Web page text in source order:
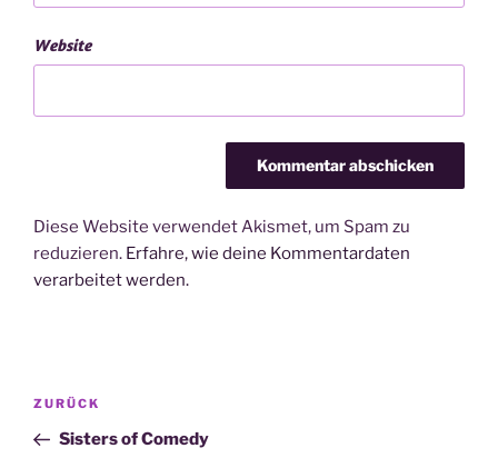
Website
Diese Website verwendet Akismet, um Spam zu
reduzieren. Erfahre, wie deine Kommentardaten
verarbeitet werden.
Beitragsnavigation
Vorheriger
Beitrag
ZURÜCK
Sisters of Comedy